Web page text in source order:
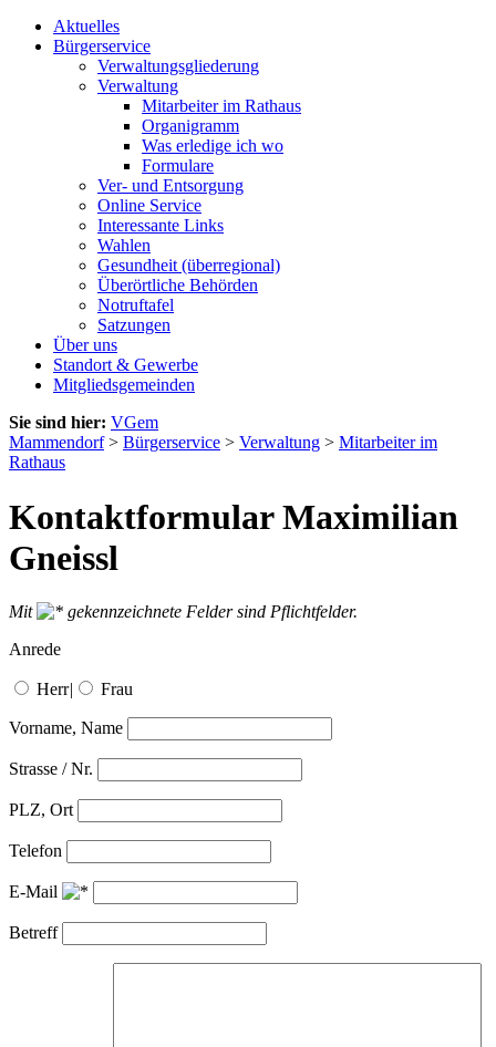
Aktuelles
Bürgerservice
Verwaltungsgliederung
Verwaltung
Mitarbeiter im Rathaus
Organigramm
Was erledige ich wo
Formulare
Ver- und Entsorgung
Online Service
Interessante Links
Wahlen
Gesundheit (überregional)
Überörtliche Behörden
Notruftafel
Satzungen
Über uns
Standort & Gewerbe
Mitgliedsgemeinden
Sie sind hier: VGem
Mammendorf> Bürgerservice > Verwaltung > Mitarbeiter im
Rathaus
Kontaktformular Maximilian
Gneissl
Mit
gekennzeichnete Felder sind Pflichtfelder.
Anrede
Herr| Frau
Vorname, Name
Strasse / Nr.
PLZ, Ort
Telefon
E-Mail
Betreff